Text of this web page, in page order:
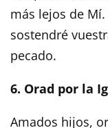
más lejos de
sostendré
pecado.
6. Orad por la
Amados hijos,